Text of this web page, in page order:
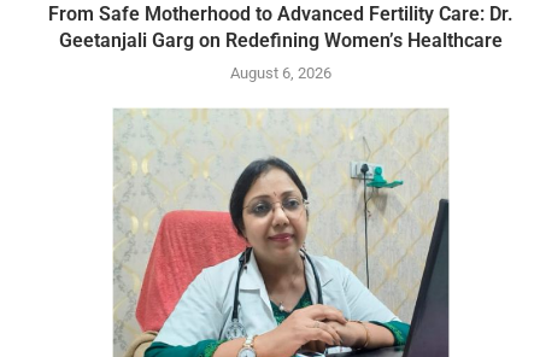
From Safe Motherhood to Advanced Fertility Care: Dr.
Geetanjali Garg on Redefining Women’s Healthcare
August 6, 2026